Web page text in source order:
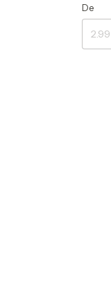
De